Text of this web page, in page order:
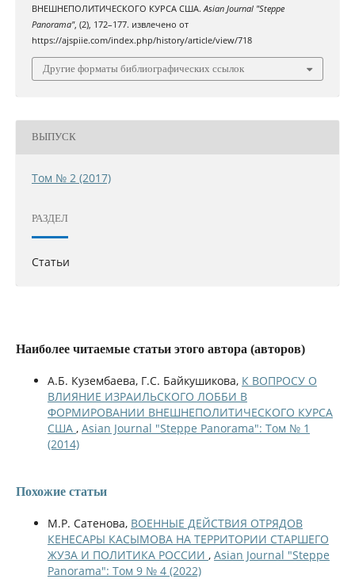
ВНЕШНЕПОЛИТИЧЕСКОГО КУРСА США.Asian Journal "Steppe
Panorama", (2), 172–177. извлечено от
https://ajspiie.com/index.php/history/article/view/718
Другие форматы библиографических ссылок
ВЫПУСК
Том № 2 (2017)
РАЗДЕЛ
Статьи
Наиболее читаемые статьи этого автора (авторов)
А.Б. Кузембаева, Г.С. Байкушикова, К ВОПРОСУ О
ВЛИЯНИЕ ИЗРАИЛЬСКОГО ЛОББИ В
ФОРМИРОВАНИИ ВНЕШНЕПОЛИТИЧЕСКОГО КУРСА
США , Asian Journal "Steppe Panorama": Том № 1
(2014)
Похожие статьи
М.Р. Сатенова, ВОЕННЫЕ ДЕЙСТВИЯ ОТРЯДОВ
КЕНЕСАРЫ КАСЫМОВА НА ТЕРРИТОРИИ СТАРШЕГО
ЖУЗА И ПОЛИТИКА РОССИИ , Asian Journal "Steppe
Panorama": Том 9 № 4 (2022)